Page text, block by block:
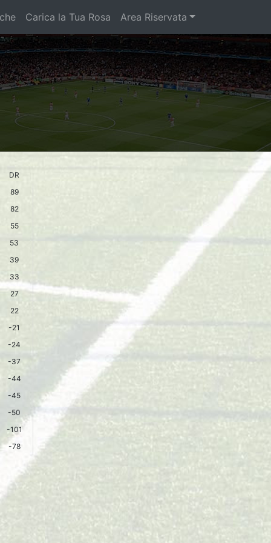
Carica la Tua Rosa Area Riservata
DR
89
82
55
53
39
33
27
22
-21
-24
-37
-44
-45
-50
-101
-78